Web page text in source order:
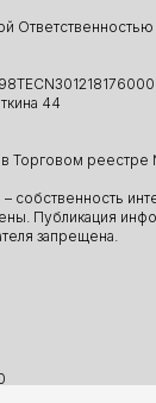
44
Торговом
собственность
Публикация
запрещена.